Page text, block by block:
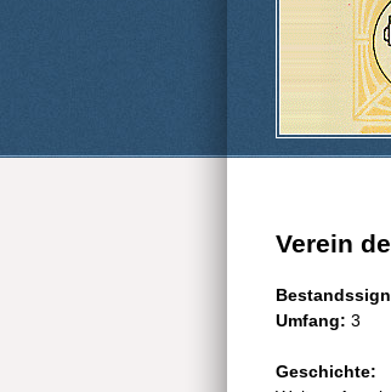
Verein
Umfang: 3
Geschichte: